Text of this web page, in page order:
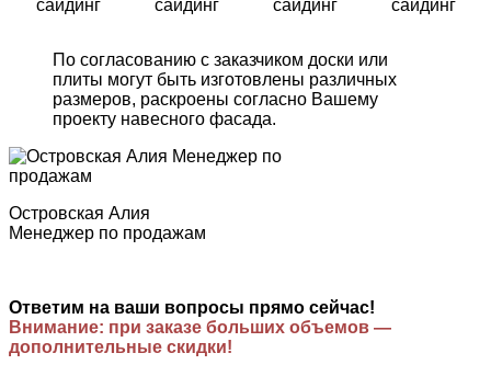
сайдинг сайдинг сайдинг сайдинг
По согласованию с заказчиком доски или
плиты могут быть изготовлены различных
размеров, раскроены согласно Вашему
проекту навесного фасада.
Островская Алия
Менеджер по продажам
Ответим на ваши вопросы прямо сейчас!
Внимание: при заказе больших объемов —
дополнительные скидки!